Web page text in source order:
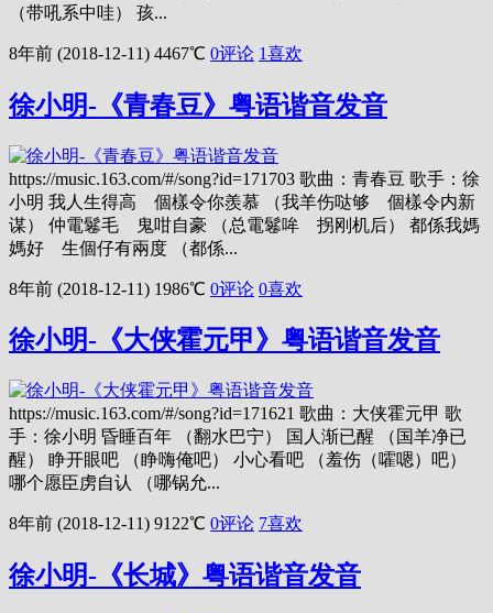
（带吼系中哇） 孩...
8年前 (2018-12-11) 4467℃ 0评论 1喜欢
徐小明-《青春豆》粤语谐音发音
https://music.163.com/#/song?id=171703 歌曲：青春豆 歌手：徐
小明 我人生得高 個樣令你羨慕 （我羊伤哒够 個樣令内新
谋） 仲電鬈毛 鬼咁自豪 （总電鬈哞 拐刚机后） 都係我媽
媽好 生個仔有兩度 （都係...
8年前 (2018-12-11) 1986℃ 0评论 0喜欢
徐小明-《大侠霍元甲》粤语谐音发音
https://music.163.com/#/song?id=171621 歌曲：大侠霍元甲 歌
手：徐小明 昏睡百年 （翻水巴宁） 国人渐已醒 （国羊净已
醒） 睁开眼吧 （睁嗨俺吧） 小心看吧 （羞伤（嚯嗯）吧）
哪个愿臣虏自认 （哪锅允...
8年前 (2018-12-11) 9122℃ 0评论 7喜欢
徐小明-《长城》粤语谐音发音